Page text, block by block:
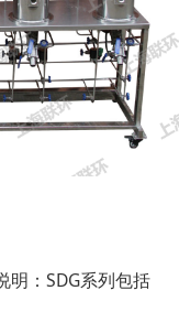
明： SDG系列包括